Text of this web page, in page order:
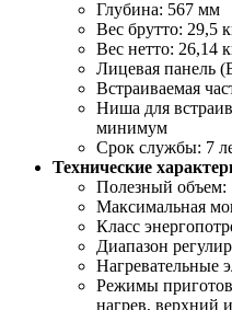
Глубина: 567 мм
Вес брутто: 29,5
Вес нетто: 26,14
Лицевая панель
Встраиваемая
Ниша для
минимум
Срок службы: 7
Технические
Полезный объем:
Максимальная
Класс
Диапазон
Нагревательные
Режимы
нагрев, верхний